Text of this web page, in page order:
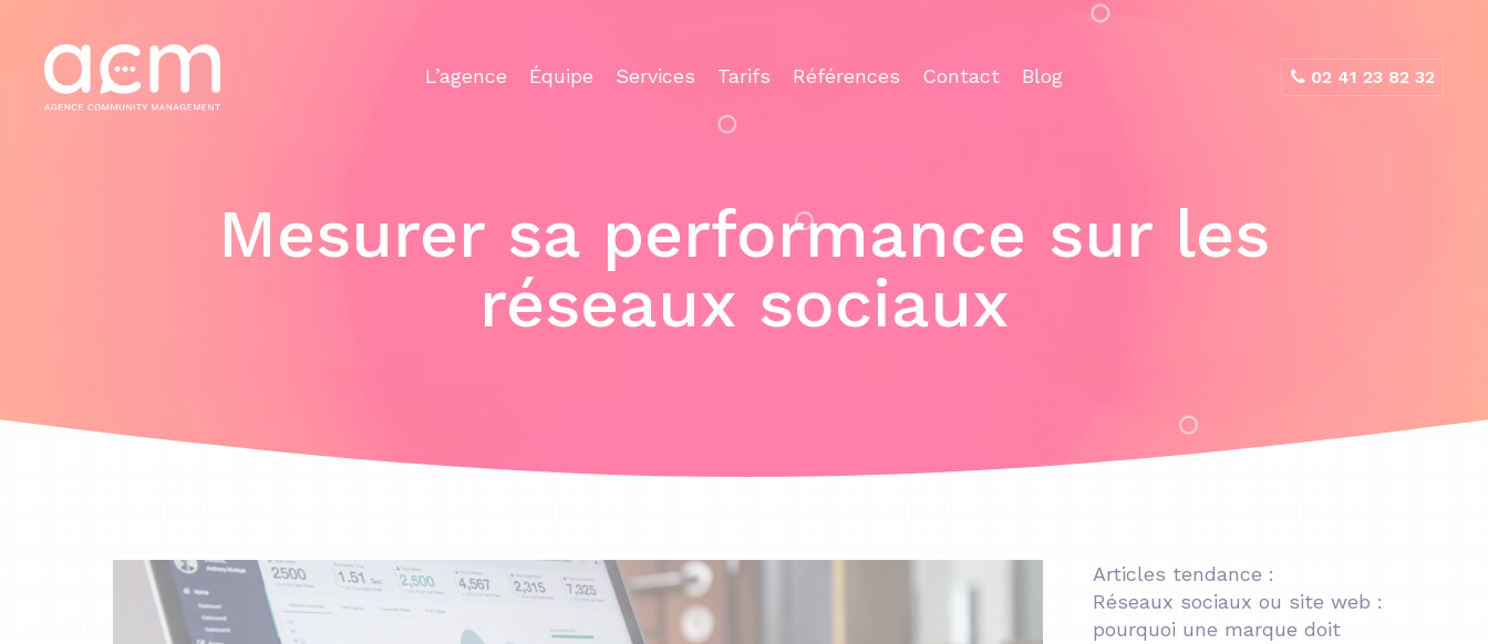
02 41 23 82 32
L’agence Équipe Services Tarifs Références Contact Blog
Mesurer sa performance sur les
réseaux sociaux
Articles tendance :
Réseaux sociaux ou site web :
pourquoi une marque doit